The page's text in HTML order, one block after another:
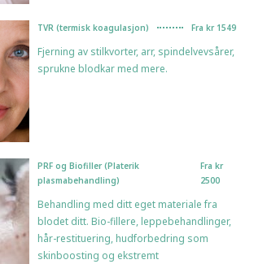
TVR (termisk koagulasjon) Fra kr 1549
Fjerning av stilkvorter, arr, spindelvevsårer,
sprukne blodkar med mere.
PRF og Biofiller (Platerik
plasmabehandling)
Fra kr
2500
Behandling med ditt eget materiale fra
blodet ditt. Bio-fillere, leppebehandlinger,
hår-restituering, hudforbedring som
skinboosting og ekstremt